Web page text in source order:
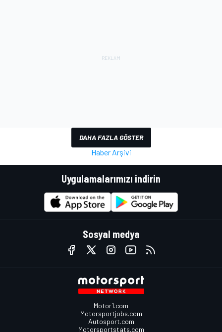
DAHA FAZLA GÖSTER
Haber Arşivi
Uygulamalarımızı indirin
Sosyal medya
Motor1.com
Motorsportjobs.com
Autosport.com
Motorsportstats.com